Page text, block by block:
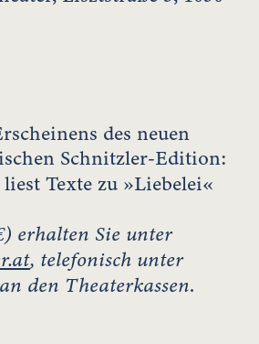
des neuen
Schnitzler-Edition:
liest Texte zu »Liebelei«
erhalten Sie unter
, telefonisch unter
den Theaterkassen.